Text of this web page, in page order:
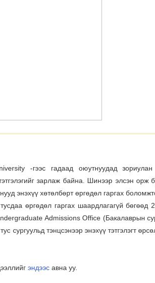
-гээс гадаад оюутнуудад
зарлаж байна. Шинээр элсэн
энэхүү хөтөлбөрт өргөдөл гаргах
тусдаа өргөдөл гаргах шаардлагагүй
Admissions Office (Бакалаврын
сургуульд тэнцсэнээр энэхүү тэтгэлэгт
эндээс авна уу.